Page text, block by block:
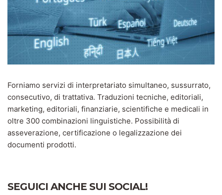
Forniamo servizi di interpretariato simultaneo, sussurrato,
consecutivo, di trattativa. Traduzioni tecniche, editoriali,
marketing, editoriali, finanziarie, scientifiche e medicali in
oltre 300 combinazioni linguistiche. Possibilità di
asseverazione, certificazione o legalizzazione dei
documenti prodotti.
SEGUICI ANCHE SUI SOCIAL!